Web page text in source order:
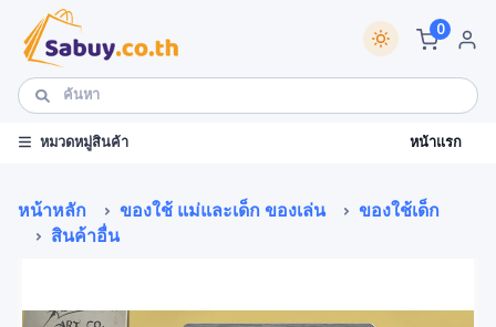
0
หมวดหมู่สินค้า หน้าแรก
หน้าหลัก ของใช้ แม่และเด็ก ของเล่น
ของใช้เด็ก
สินค้าอื่น